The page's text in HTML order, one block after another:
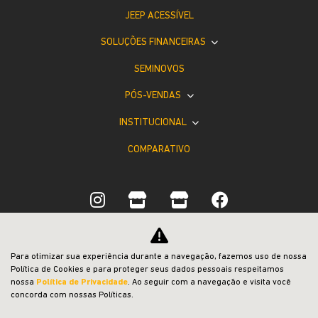
JEEP ACESSÍVEL
SOLUÇÕES FINANCEIRAS
SEMINOVOS
PÓS-VENDAS
INSTITUCIONAL
COMPARATIVO
Desacelere. Seu bem maior é a vida.
Para otimizar sua experiência durante a navegação, fazemos uso de nossa
Política de Cookies e para proteger seus dados pessoais respeitamos
nossa Política de Privacidade. Ao seguir com a navegação e visita você
concorda com nossas Políticas.